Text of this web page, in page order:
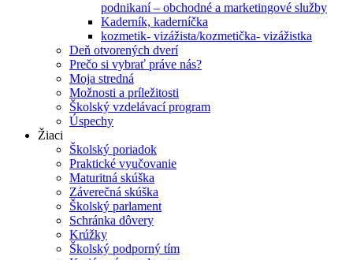
podnikaní – obchodné a marketingové služby
Kaderník, kaderníčka
kozmetik- vizážista/kozmetička- vizážistka
Deň otvorených dverí
Prečo si vybrať práve nás?
Moja stredná
Možnosti a príležitosti
Školský vzdelávací program
Úspechy
Žiaci
Školský poriadok
Praktické vyučovanie
Maturitná skúška
Záverečná skúška
Školský parlament
Schránka dôvery
Krúžky
Školský podporný tím